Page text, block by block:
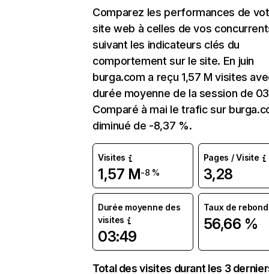
Comparez les performances de
site web à celles de vos
suivant les indicateurs clés du
comportement sur le site. En juin
burga.com a reçu 1,57 M visites
durée moyenne de la session de
Comparé à mai le trafic sur
diminué de -8,37 %.
Visites
1,57 M-8 %
Pages / Visite
3,28
Durée moyenne des
visites
03:49
Taux de rebond
56,66 %
Total des visites durant les 3